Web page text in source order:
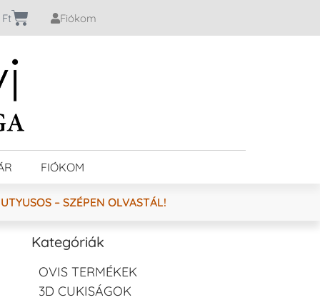
Ft Fiókom
FIÓKOM
– SZÉPEN OLVASTÁL!
Kategóriák
OVIS TERMÉKEK
3D CUKISÁGOK